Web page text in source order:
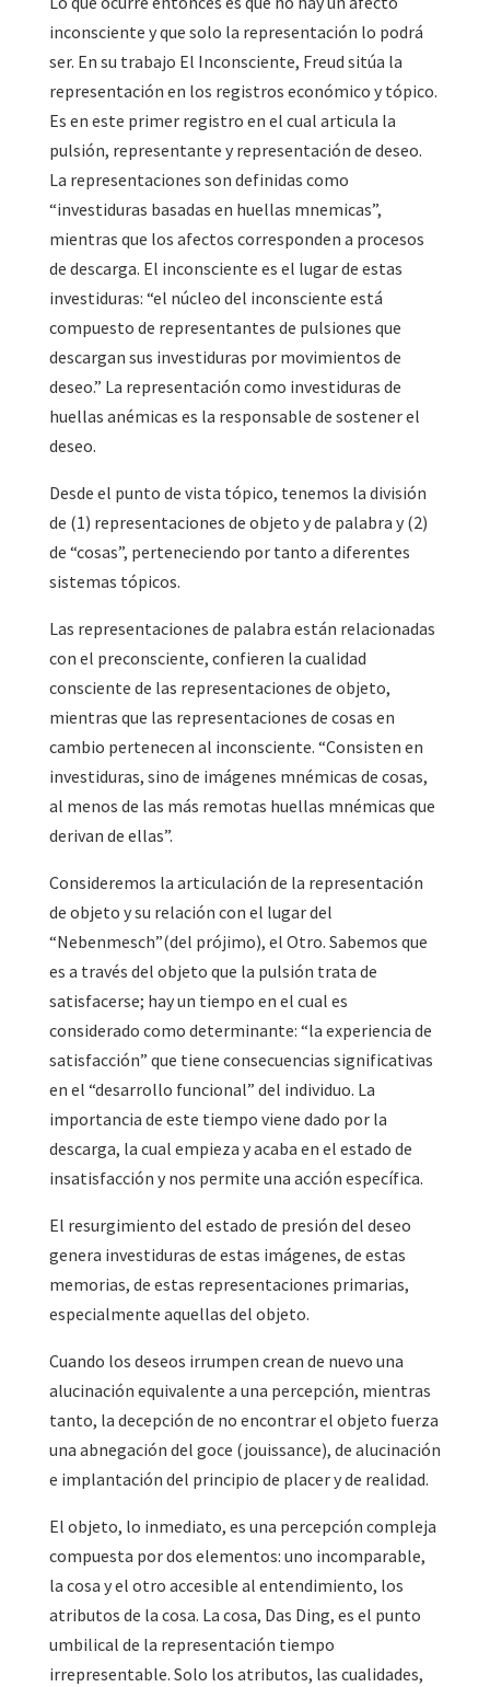
inconsciente y que solo la representación lo podrá
ser. En su trabajo El Inconsciente, Freud sitúa la
representación en los registros económico y tópico.
Es en este primer registro en el cual articula la
pulsión, representante y representación de deseo.
La representaciones son definidas como
“investiduras basadas en huellas mnemicas”,
mientras que los afectos corresponden a procesos
de descarga. El inconsciente es el lugar de estas
investiduras: “el núcleo del inconsciente está
compuesto de representantes de pulsiones que
descargan sus investiduras por movimientos de
deseo.” La representación como investiduras de
huellas anémicas es la responsable de sostener el
deseo.
Desde el punto de vista tópico, tenemos la división
de (1) representaciones de objeto y de palabra y (2)
de “cosas”, perteneciendo por tanto a diferentes
sistemas tópicos.
Las representaciones de palabra están relacionadas
con el preconsciente, confieren la cualidad
consciente de las representaciones de objeto,
mientras que las representaciones de cosas en
cambio pertenecen al inconsciente. “Consisten en
investiduras, sino de imágenes mnémicas de cosas,
al menos de las más remotas huellas mnémicas que
derivan de ellas”.
Consideremos la articulación de la representación
de objeto y su relación con el lugar del
“Nebenmesch”(del prójimo), el Otro. Sabemos que
es a través del objeto que la pulsión trata de
satisfacerse; hay un tiempo en el cual es
considerado como determinante: “la experiencia de
satisfacción” que tiene consecuencias significativas
en el “desarrollo funcional” del individuo. La
importancia de este tiempo viene dado por la
descarga, la cual empieza y acaba en el estado de
insatisfacción y nos permite una acción específica.
El resurgimiento del estado de presión del deseo
genera investiduras de estas imágenes, de estas
memorias, de estas representaciones primarias,
especialmente aquellas del objeto.
Cuando los deseos irrumpen crean de nuevo una
alucinación equivalente a una percepción, mientras
tanto, la decepción de no encontrar el objeto fuerza
una abnegación del goce (jouissance), de alucinación
e implantación del principio de placer y de realidad.
El objeto, lo inmediato, es una percepción compleja
compuesta por dos elementos: uno incomparable,
la cosa y el otro accesible al entendimiento, los
atributos de la cosa. La cosa, Das Ding, es el punto
umbilical de la representación tiempo
irrepresentable. Solo los atributos, las cualidades,